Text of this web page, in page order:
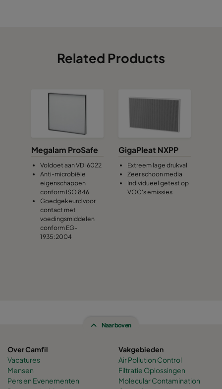
Related Products
Megalam ProSafe
Voldoet aan VDI 6022
Anti-microbiële
eigenschappen
conform ISO 846
Goedgekeurd voor
contact met
voedingsmiddelen
conform EG-
1935:2004
GigaPleat NXPP
Extreem lage drukval
Zeer schoon media
Individueel getest op
VOC's emissies
Naar boven
Over Camfil
Vacatures
Mensen
Pers en Evenementen
Vakgebieden
Air Pollution Control
Filtratie Oplossingen
Molecular Contamination